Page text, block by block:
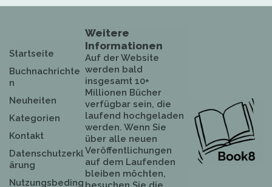
Startseite
Buchnachrichte
n
Neuheiten
Kategorien
Kontakt
Datenschutzerkl
ärung
Nutzungsbeding
Weitere
Informationen
Auf der Website
werden bald
insgesamt 10+
Millionen Bücher
verfügbar sein, die
laufend hochgeladen
werden. Wenn Sie
über alle neuen
Veröffentlichungen
auf dem Laufenden
bleiben möchten,